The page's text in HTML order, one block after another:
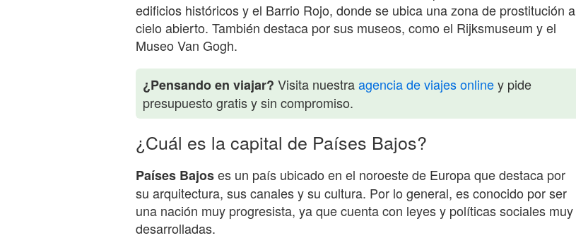
edificios históricos y el Barrio Rojo, donde se ubica una zona de prostitución a
cielo abierto. También destaca por sus museos, como el Rijksmuseum y el
Museo Van Gogh.
¿Pensando en viajar? Visita nuestraagencia de viajes onliney pide
presupuesto gratis y sin compromiso.
¿Cuál es la capital de Países Bajos?
Países Bajoses un país ubicado en el noroeste de Europa que destaca por
su arquitectura, sus canales y su cultura. Por lo general, es conocido por ser
una nación muy progresista, ya que cuenta con leyes y políticas sociales muy
desarrolladas.